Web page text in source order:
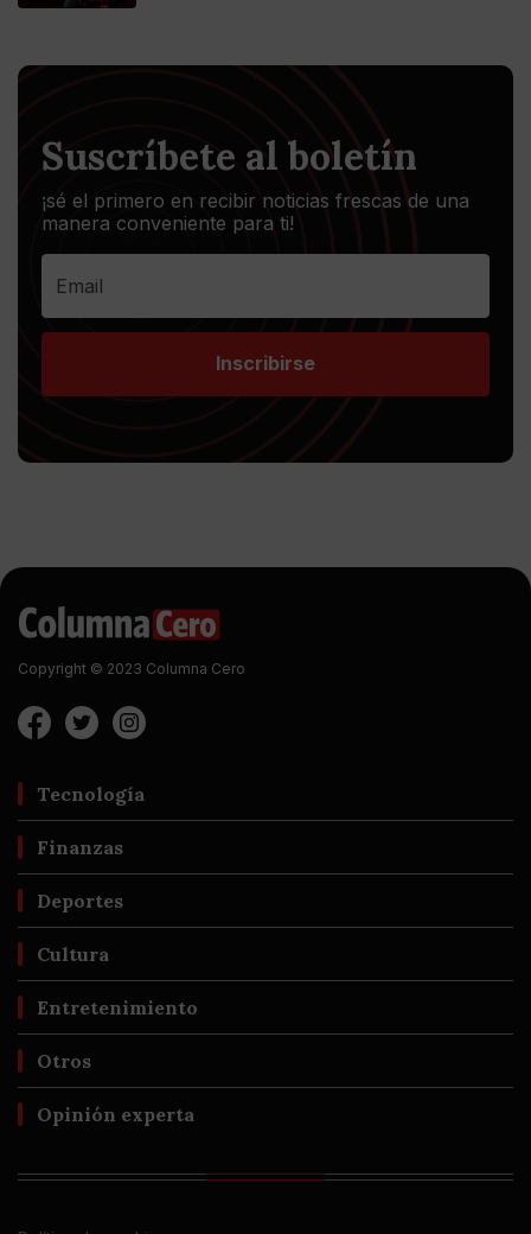
Suscríbete al boletín
¡sé el primero en recibir noticias frescas de una
manera conveniente para ti!
Inscribirse
Copyright © 2023 Columna Cero
Tecnología
Finanzas
Deportes
Cultura
Entretenimiento
Otros
Opinión experta